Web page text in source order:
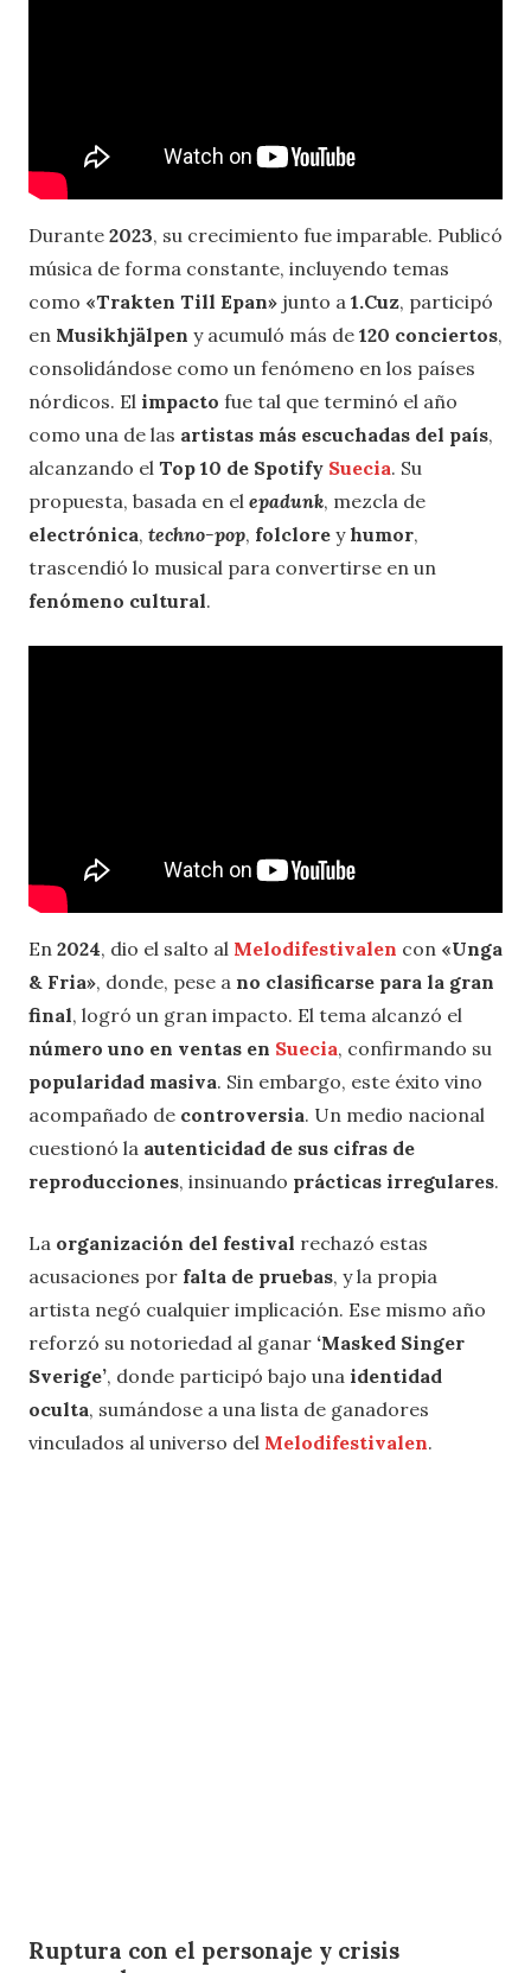
Durante 2023, su crecimiento fue imparable. Publicó
música de forma constante, incluyendo temas
como «Trakten Till Epan» junto a 1.Cuz, participó
en Musikhjälpen y acumuló más de 120 conciertos,
consolidándose como un fenómeno en los países
nórdicos. El impacto fue tal que terminó el año
como una de las artistas más escuchadas del país,
alcanzando el Top 10 de Spotify Suecia. Su
propuesta, basada en el epadunk, mezcla de
electrónica, techno-pop, folclore yhumor,
trascendió lo musical para convertirse en un
fenómeno cultural.
En 2024, dio el salto al Melodifestivalen con «Unga
& Fria», donde, pese a no clasificarse para la gran
final, logró un gran impacto. El tema alcanzó el
número uno en ventas en Suecia, confirmando su
popularidad masiva. Sin embargo, este éxito vino
acompañado de controversia. Un medio nacional
cuestionó la autenticidad de sus cifras de
reproducciones, insinuando prácticas irregulares.
La organización del festival rechazó estas
acusaciones por falta de pruebas, y la propia
artista negó cualquier implicación. Ese mismo año
reforzó su notoriedad al ganar ‘Masked Singer
Sverige’, donde participó bajo una identidad
oculta, sumándose a una lista de ganadores
vinculados al universo del Melodifestivalen.
Ruptura con el personaje y crisis